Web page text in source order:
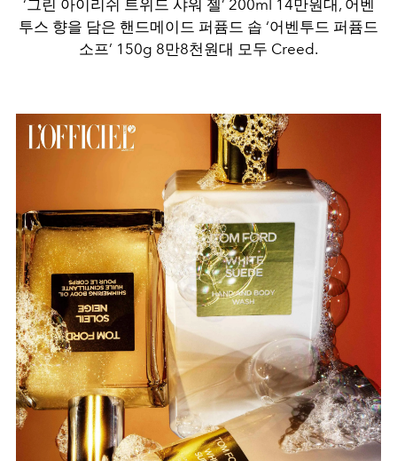
‘그린 아이리쉬 트위드 샤워 젤’ 200ml 14만원대, 어벤
투스 향을 담은 핸드메이드 퍼퓸드 솝 ‘어벤투드 퍼퓸드
소프’ 150g 8만8천원대 모두 Creed.